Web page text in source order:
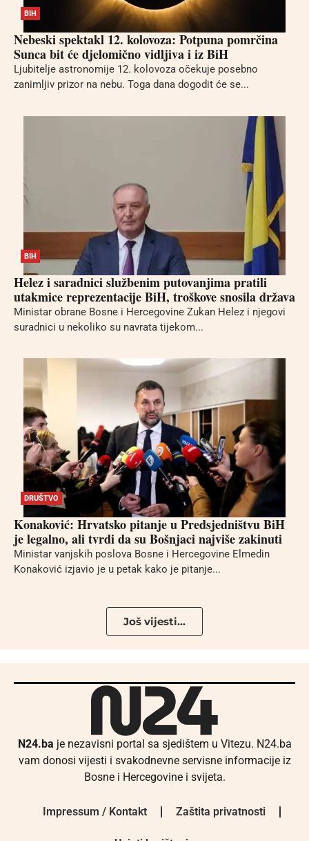
BIH
Nebeski spektakl 12. kolovoza: Potpuna pomrčina
Sunca bit će djelomično vidljiva i iz BiH
Ljubitelje astronomije 12. kolovoza očekuje posebno
zanimljiv prizor na nebu. Toga dana dogodit će se...
BIH
Helez i saradnici službenim putovanjima pratili
utakmice reprezentacije BiH, troškove snosila država
Ministar obrane Bosne i Hercegovine Zukan Helez i njegovi
suradnici u nekoliko su navrata tijekom...
DRUŠTVO
Konaković: Hrvatsko pitanje u Predsjedništvu BiH
je legalno, ali tvrdi da su Bošnjaci najviše zakinuti
Ministar vanjskih poslova Bosne i Hercegovine Elmedin
Konaković izjavio je u petak kako je pitanje...
Još vijesti...
N24.ba je nezavisni portal sa sjedištem u Vitezu. N24.ba
vam donosi vijesti i svakodnevne servisne informacije iz
Bosne i Hercegovine i svijeta.
Impressum / Kontakt Zaštita privatnosti